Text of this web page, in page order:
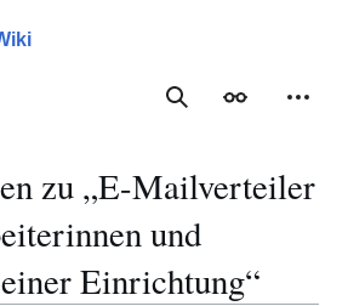
Suche
zu „E-Mailverteiler
und
Einrichtung“